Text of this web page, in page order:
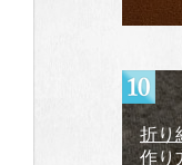
折り
作り